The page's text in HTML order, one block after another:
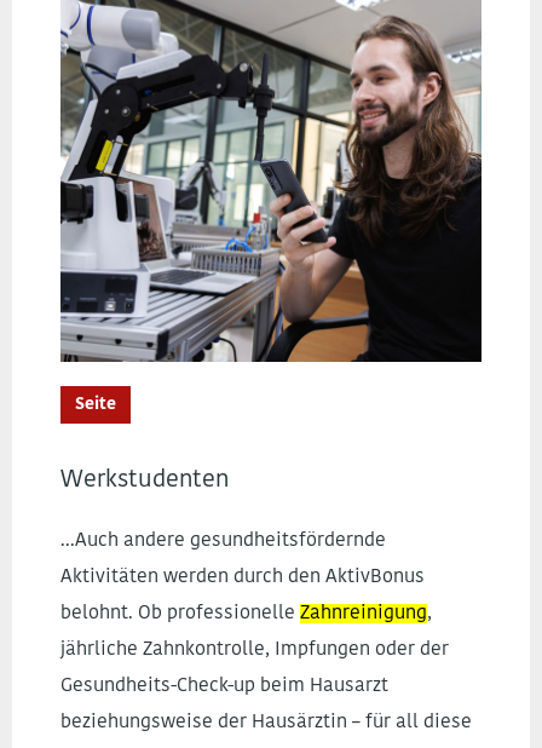
Seite
Werkstudenten
...Auch andere gesundheitsfördernde
Aktivitäten werden durch den AktivBonus
belohnt. Ob professionelle Zahnreinigung,
jährliche Zahnkontrolle, Impfungen oder der
Gesundheits-Check-up beim Hausarzt
beziehungsweise der Hausärztin – für all diese